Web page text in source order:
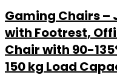
Gaming Chairs –
with Footrest,
Chair with 90-
150 kg Load